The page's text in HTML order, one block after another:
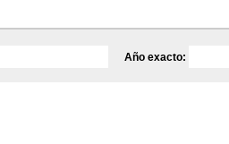
Año exacto: